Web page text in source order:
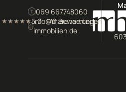
T 069 667748060
@info@marchaerter-
immobilien.de
★★★★★5,0 · 170 Bewertungen